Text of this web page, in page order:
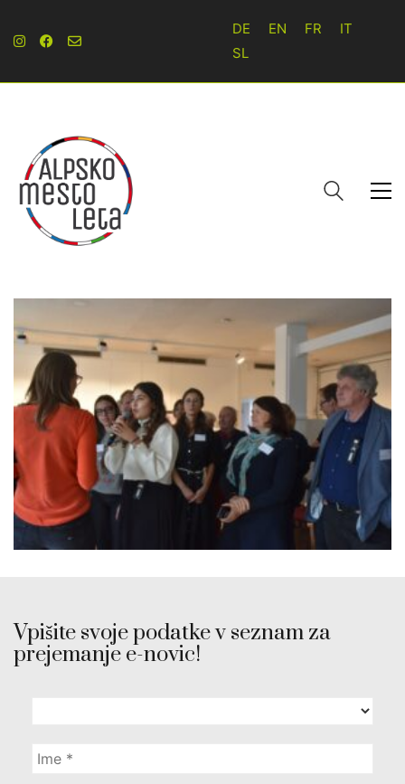
DE EN FR
IT
SL
Vpišite svoje podatke v seznam za
prejemanje e-novic!